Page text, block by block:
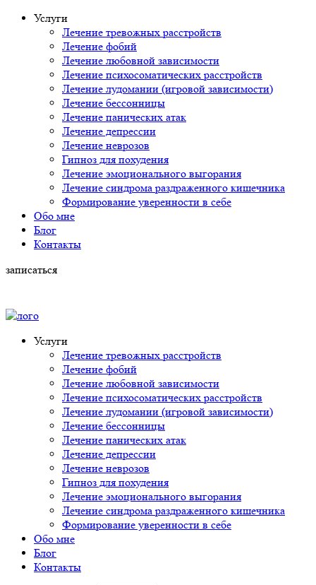
Услуги
Лечение тревожных расстройств
Лечение фобий
Лечение любовной зависимости
Лечение психосоматических расстройств
Лечение лудомании (игровой зависимости)
Лечение бессонницы
Лечение панических атак
Лечение депрессии
Лечение неврозов
Гипноз для похудения
Лечение эмоционального выгорания
Лечение синдрома раздраженного кишечника
Формирование уверенности в себе
Обо мне
Блог
Контакты
записаться
Услуги
Лечение тревожных расстройств
Лечение фобий
Лечение любовной зависимости
Лечение психосоматических расстройств
Лечение лудомании (игровой зависимости)
Лечение бессонницы
Лечение панических атак
Лечение депрессии
Лечение неврозов
Гипноз для похудения
Лечение эмоционального выгорания
Лечение синдрома раздраженного кишечника
Формирование уверенности в себе
Обо мне
Блог
Контакты